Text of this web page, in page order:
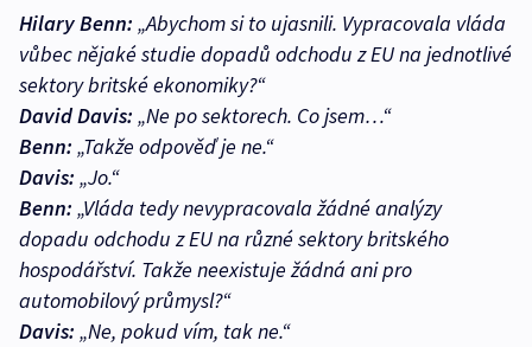
Hilary Benn: „Abychom si to ujasnili. Vypracovala vláda
vůbec nějaké studie dopadů odchodu z EU na jednotlivé
sektory britské ekonomiky?“
David Davis: „Ne po sektorech. Co jsem…“
Benn: „Takže odpověď je ne.“
Davis: „Jo.“
Benn: „Vláda tedy nevypracovala žádné analýzy
dopadu odchodu z EU na různé sektory britského
hospodářství. Takže neexistuje žádná ani pro
automobilový průmysl?“
Davis: „Ne, pokud vím, tak ne.“